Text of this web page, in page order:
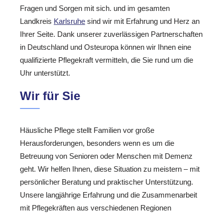
Fragen und Sorgen mit sich. und im gesamten
Landkreis Karlsruhe sind wir mit Erfahrung und Herz an
Ihrer Seite. Dank unserer zuverlässigen Partnerschaften
in Deutschland und Osteuropa können wir Ihnen eine
qualifizierte Pflegekraft vermitteln, die Sie rund um die
Uhr unterstützt.
Wir für Sie
Häusliche Pflege stellt Familien vor große
Herausforderungen, besonders wenn es um die
Betreuung von Senioren oder Menschen mit Demenz
geht. Wir helfen Ihnen, diese Situation zu meistern – mit
persönlicher Beratung und praktischer Unterstützung.
Unsere langjährige Erfahrung und die Zusammenarbeit
mit Pflegekräften aus verschiedenen Regionen